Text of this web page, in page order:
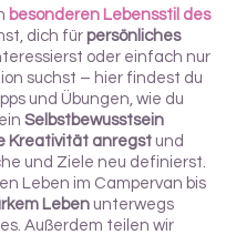
besonderen Lebensstil des
dich für persönliches
oder einfach nur
suchst – hier findest du
und Übungen, wie du
Selbstbewusstsein
Kreativität anregst und
und Ziele neu definierst.
Leben im Campervan bis
Leben unterwegs
Außerdem teilen wir